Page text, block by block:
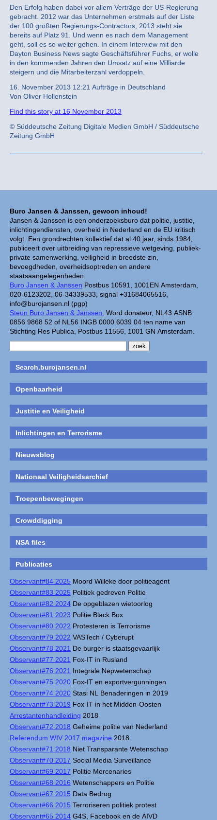
Buro Jansen & Janssen, gewoon inhoud!
Jansen & Janssen is een onderzoeksburo dat politie, justitie,
inlichtingendiensten, overheid in Nederland en de EU kritisch
volgt. Een grondrechten kollektief dat al 40 jaar, sinds 1984,
publiceert over uitbreiding van repressieve wetgeving, publiek-
private samenwerking, veiligheid in breedste zin,
bevoegdheden, overheidsoptreden en andere
staatsaangelegenheden.
Buro Jansen & Janssen Postbus 10591, 1001EN Amsterdam,
020-6123202, 06-34339533, signal +31684065516,
info@burojansen.nl (pgp)
Steun Buro Jansen & Janssen. Word donateur, NL43 ASNB
0856 9868 52 of NL56 INGB 0000 6039 04 ten name van
Stichting Res Publica, Postbus 11556, 1001 GN Amsterdam.
Search.burojansen.nl
Openbaarheid
Justitie en Veiligheid
Inlichtingen en Terrorisme
Nieuwsblog
Nationaal Veiligheidsarchief
Troepenbewegingen
Crowddigging
NSA files
Publicaties
Observant#84 2025 Moord Willeke door politieagent
Observant#83 2025 Politiek gedreven Politie
Observant#82 2024 De opgeblazen wietoorlog
Observant#81 2023 Politie Black Box
Observant#80 2022 Protesteren is Terrorisme
Observant#79 2022 VASTech / Cyberupt
Observant#78 2021 De burger is staatsgevaarlijk
Observant#77 2021 Fox-IT in Rusland
Observant#76 2021 Integrale Nepwetenschap
Observant#75 2020 Fox-IT en exportvergunningen
Observant#74 2020 Stasi NL Benaderingen in 2019
Observant#73 2019 Fox-IT in het Midden-Oosten
Arrestantenhandleiding 2018
Observant#72 2018 Geheime politie van Nederland
Referendum WIV 2017 magazine 2018
Observant#71 2018 Niet Transparante Wetenschap
Observant#70 2017 Social Media Surveillance
Observant#69 2017 Politie Mercenaries
Observant#68 2016 Wetenschappers en Politie
Observant#67 2015 Data Bedrog
Observant#66 2015 Terroriseren politiek protest
Observant#65 2014 G4S, Facebook en de AIVD
Den Erfolg haben dabei vor allem Verträge der US-Regierung
gebracht. 2012 war das Unternehmen erstmals auf der Liste
der 100 größten Regierungs-Contractors, 2013 steht sie
bereits auf Platz 91. Und wenn es nach dem Management
geht, soll es so weiter gehen. In einem Interview mit den
Dayton Business News sagte Geschäftsführer Fuchs, er wolle
in den kommenden Jahren den Umsatz auf eine Milliarde
steigern und die Mitarbeiterzahl verdoppeln.
16. November 2013 12:21 Aufträge in Deutschland
Von Oliver Hollenstein
Find this story at 16 November 2013
© Süddeutsche Zeitung Digitale Medien GmbH / Süddeutsche
Zeitung GmbH